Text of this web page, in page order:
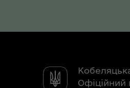
Офіційний